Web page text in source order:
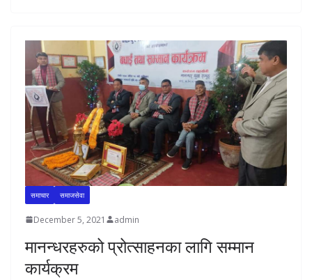
समाचार समाजसेवा
December 5, 2021 admin
मानन्धरहरुको प्रोत्साहनका लागि सम्मान
कार्यक्रम